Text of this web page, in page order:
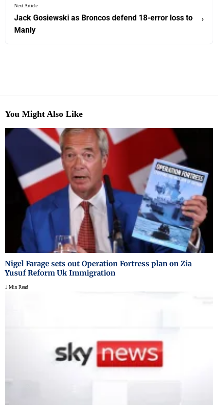
Next Article
Jack Gosiewski as Broncos defend 18-error loss to
Manly
›
You Might Also Like
Nigel Farage sets out Operation Fortress plan on Zia
Yusuf Reform Uk Immigration
1 Min Read